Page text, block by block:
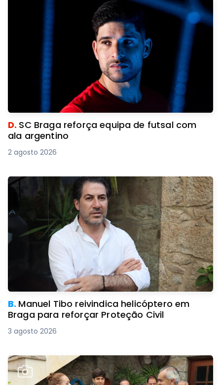
D. SC Braga reforça equipa de futsal com
ala argentino
2 agosto 2026
B. Manuel Tibo reivindica helicóptero em
Braga para reforçar Proteção Civil
3 agosto 2026